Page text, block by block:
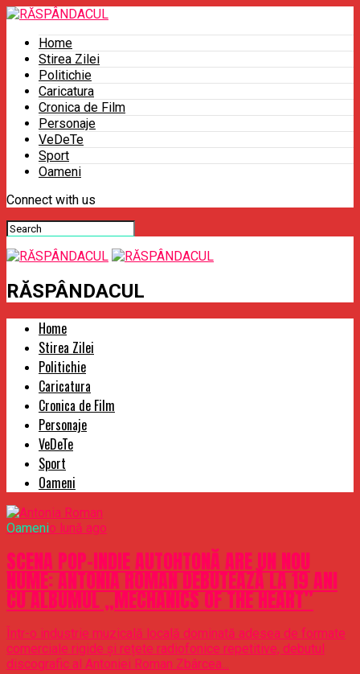
Home
Stirea Zilei
Politichie
Caricatura
Cronica de Film
Personaje
VeDeTe
Sport
Oameni
Connect with us
RĂSPÂNDACUL
Home
Stirea Zilei
Politichie
Caricatura
Cronica de Film
Personaje
VeDeTe
Sport
Oameni
Oamenio lună ago
SCENA POP-INDIE AUTOHTONĂ ARE UN NOU
NUME: ANTONIA ROMAN DEBUTEAZĂ LA 19 ANI
CU ALBUMUL „MECHANICS OF THE HEART”
Într-o industrie muzicală locală dominată adesea de formate
comerciale rigide și rețete radiofonice repetitive, debutul
discografic al Antoniei Roman Zbârcea...